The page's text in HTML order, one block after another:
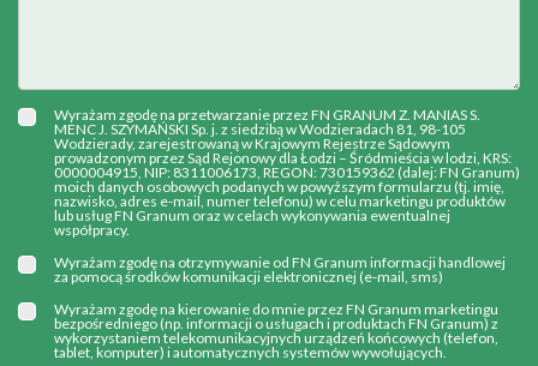
Wyrażam zgodę na przetwarzanie przez FN GRANUM Z. MANIAS S.
MENC J. SZYMAŃSKI Sp. j. z siedzibą w Wodzieradach 81, 98-105
Wodzierady, zarejestrowaną w Krajowym Rejestrze Sądowym
prowadzonym przez Sąd Rejonowy dla Łodzi – Śródmieścia w lodzi, KRS:
0000004915, NIP: 8311006173, REGON: 730159362 (dalej: FN Granum)
moich danych osobowych podanych w powyższym formularzu (tj. imię,
nazwisko, adres e-mail, numer telefonu) w celu marketingu produktów
lub usług FN Granum oraz w celach wykonywania ewentualnej
współpracy.
Wyrażam zgodę na otrzymywanie od FN Granum informacji handlowej
za pomocą środków komunikacji elektronicznej (e-mail, sms)
Wyrażam zgodę na kierowanie do mnie przez FN Granum marketingu
bezpośredniego (np. informacji o usługach i produktach FN Granum) z
wykorzystaniem telekomunikacyjnych urządzeń końcowych (telefon,
tablet, komputer) i automatycznych systemów wywołujących.